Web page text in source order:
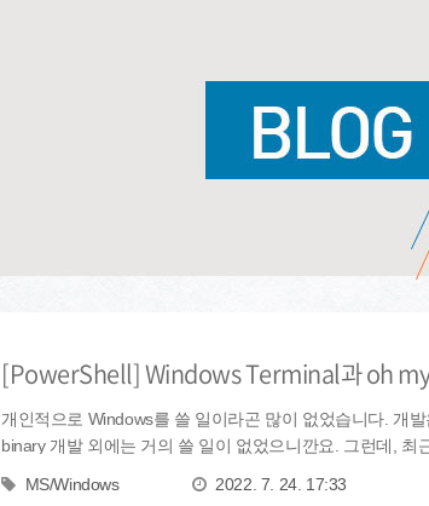
[PowerShell] Windows Terminal과 oh
개인적으로 Windows를 쓸 일이라곤 많이 없었습니다. 개
binary 개발 외에는 거의 쓸 일이 없었으니깐요. 그런데, 최
MS/Windows
2022. 7. 24. 17:33